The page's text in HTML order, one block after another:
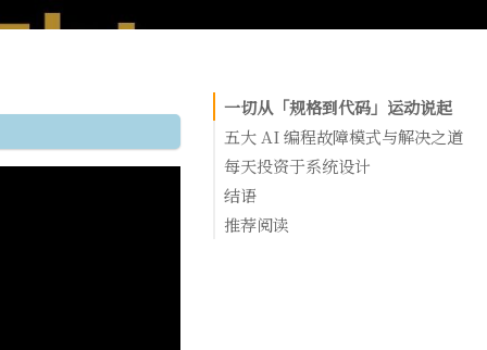
一切从「规格到代码」运动说起
五大 AI 编程故障模式与解决之道
故障一：AI 没有按我的意图行事
故障二：AI 表达冗长，鸡同鸭讲
故障三：AI 构建了正确的东西，但
每天投资于系统设计
结语
推荐阅读